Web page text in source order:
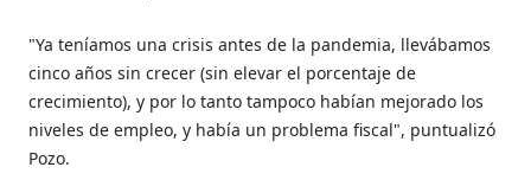
"Ya teníamos una crisis antes de la pandemia, llevábamos
cinco años sin crecer (sin elevar el porcentaje de
crecimiento), y por lo tanto tampoco habían mejorado los
niveles de empleo, y había un problema fiscal", puntualizó
Pozo.